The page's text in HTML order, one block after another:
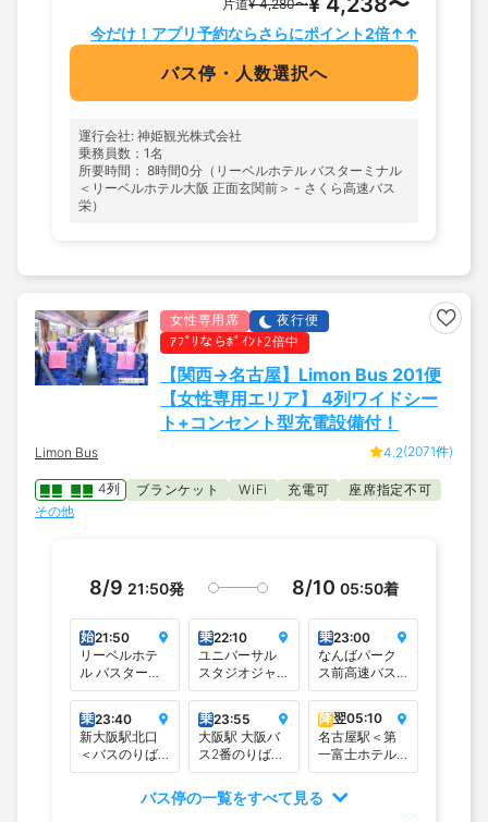
片道¥ 4,280〜
今だけ！アプリ予約ならさらにポイント2倍↑↑
バス停・人数選択へ
運行会社: 神姫観光株式会社
乗務員数：1名
所要時間： 8時間0分（リーベルホテル バスターミナル
＜リーベルホテル大阪 正面玄関前＞ - さくら高速バス
栄）
女性専用席
夜行便
ｱﾌﾟﾘならﾎﾟｲﾝﾄ2倍中
【関西→名古屋】Limon Bus 201便
【女性専用エリア】 4列ワイドシー
ト+コンセント型充電設備付！
Limon Bus 4.2(2071件)
4列 ブランケット WiFi 充電可
座席指定不可
その他
8/9 21:50発 8/10 05:50着
始21:50
リーベルホテ
ル バスターミ
ナル＜リーベ
正面玄関前＞
乗22:10
ユニバーサル
スタジオジャ
パン＜１番バ
乗23:00
なんばパーク
ス前高速バス
停留所
乗23:40
新大阪駅北口
＜バスのりば
＞
乗23:55
大阪駅 大阪バ
ス2番のりば
（桜橋口）
降翌05:10
名古屋駅＜第
一富士ホテル
＞
バス停の一覧をすべて見る